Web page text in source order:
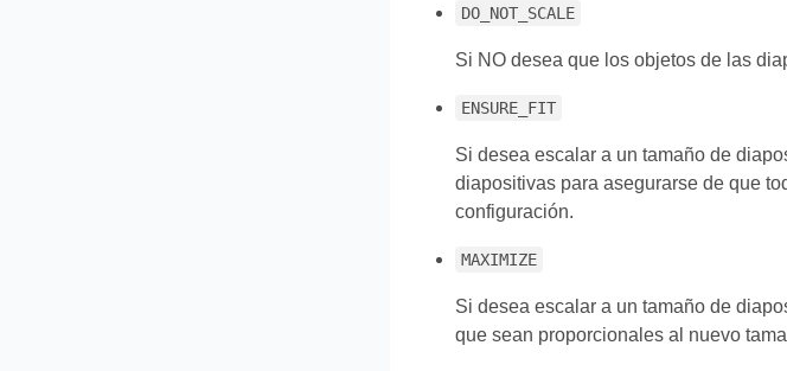
DO_NOT_SCALE
Si NO desea que los objetos de las
ENSURE_FIT
Si desea escalar a un tamaño de
diapositivas para asegurarse de que
configuración.
MAXIMIZE
Si desea escalar a un tamaño de
que sean proporcionales al nuevo